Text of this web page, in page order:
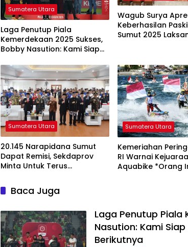
Sumatera Utara
Laga Penutup Piala
Kemerdekaan 2025 Sukses,
Bobby Nasution: Kami Siap
Berikutnya
Wagub Surya
Keberhasilan
Sumut 2025
Sumatera Utara
20.145 Narapidana Sumut
Dapat Remisi, Sekdaprov
Minta Untuk Terus
Sumatera Utara
Kemeriahan
RI Warnai
Aquabike *Orang
Baca Juga
Laga Penutup Piala
Nasution: Kami
Berikutnya